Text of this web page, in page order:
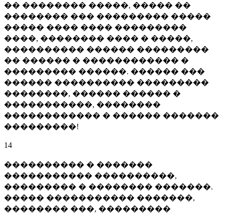
�� �������� �����, ����� ��
�������� ��� ��������� �����
����� ���� ���� ���������
����, �������� ���� � �����,
���������� ������ ���������
�� ������ � ������������ �
��������� ������. ������ ���
������ ���������� ���������
��������, ������ ������ �
�����������, ��������
������������ � ������ �������
���������!
14
���������� � �������
����������� ����������,
��������� � �������� �������.
����� ����������� �������,
�������� ���, ���������